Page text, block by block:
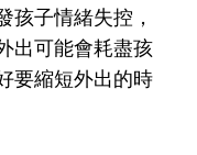
孩子情緒失控，
出可能會耗盡孩
要縮短外出的時